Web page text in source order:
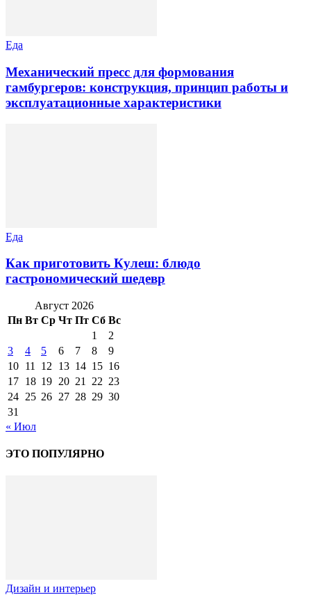
Еда
Механический пресс для формования
гамбургеров: конструкция, принцип работы и
эксплуатационные характеристики
Еда
Как приготовить Кулеш: блюдо
гастрономический шедевр
Август 2026
Пн Вт Ср Чт Пт Сб Вс
1
2
3
4 5 6 7 8
9
10 11 12 13 14 15 16
17 18 19 20 21 22 23
24 25 26 27 28 29 30
31
« Июл
ЭТО ПОПУЛЯРНО
Дизайн и интерьер